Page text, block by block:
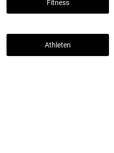
Fitness
Athleten